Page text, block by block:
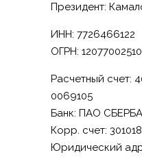
ИНН: 7726466122
ОГРН:
Президент:
Расчетный счет:
0069105
Банк: ПАО
Корр. счет:
Юридический